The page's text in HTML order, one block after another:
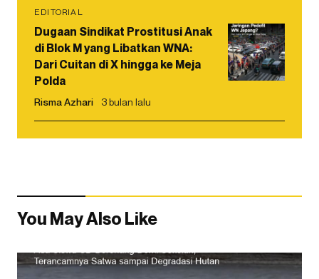
EDITORIAL
Dugaan Sindikat Prostitusi Anak
di Blok M yang Libatkan WNA:
Dari Cuitan di X hingga ke Meja
Polda
Risma Azhari 3 bulan lalu
You May Also Like